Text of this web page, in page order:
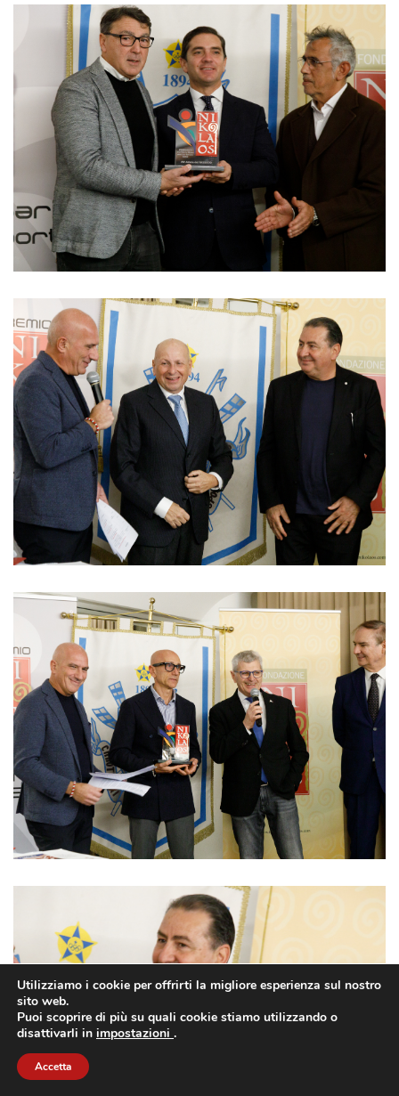
Utilizziamo i cookie per offrirti la migliore esperienza sul nostro
sito web.
Puoi scoprire di più su quali cookie stiamo utilizzando o
disattivarli in impostazioni .
Accetta